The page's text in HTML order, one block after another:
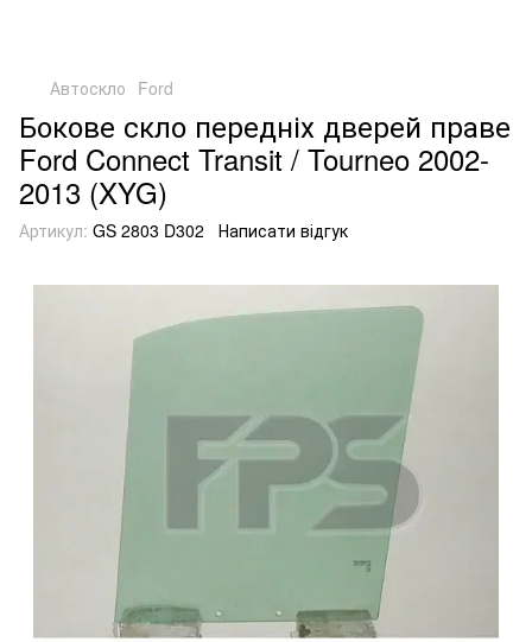
Автоскло Ford
Бокове скло передніх дверей праве
Ford Connect Transit / Tourneo 2002-
2013 (XYG)
Артикул: GS 2803 D302 Написати відгук